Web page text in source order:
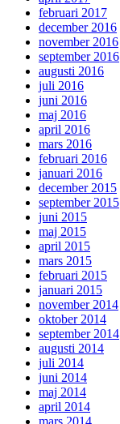
februari 2017
december 2016
november 2016
september 2016
augusti 2016
juli 2016
juni 2016
maj 2016
april 2016
mars 2016
februari 2016
januari 2016
december 2015
september 2015
juni 2015
maj 2015
april 2015
mars 2015
februari 2015
januari 2015
november 2014
oktober 2014
september 2014
augusti 2014
juli 2014
juni 2014
maj 2014
april 2014